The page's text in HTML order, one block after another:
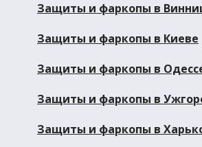
Защиты и фаркопы в
Защиты и фаркопы в Киеве
Защиты и фаркопы в
Защиты и фаркопы в
Защиты и фаркопы в